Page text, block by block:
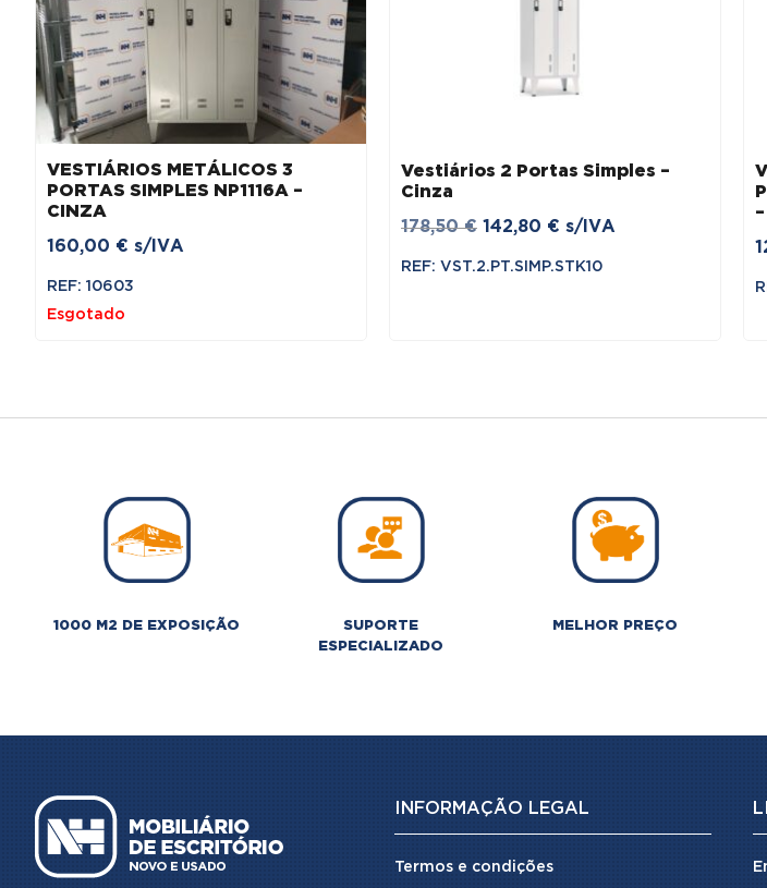
VESTIÁRIOS METÁLICOS 3
PORTAS SIMPLES NP1116A –
CINZA
160,00 € s/IVA
REF: 10603
Esgotado
Vestiários 2 Portas Simples –
Cinza
178,50€ O
142,80 € O
s/IVA
REF: VST.2.PT.SIMP.STK10
1000 M2 DE EXPOSIÇÃO
SUPORTE
ESPECIALIZADO
MELHOR PREÇO
INFORMAÇÃO LEGAL
Termos e condições